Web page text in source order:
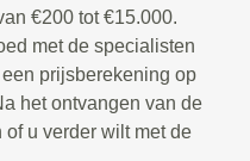
€200 tot €15.000.
met de specialisten
prijsberekening op
het ontvangen van de
u verder wilt met de